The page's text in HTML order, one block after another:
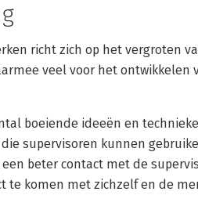
richt zich op het vergroten
veel voor het ontwikkelen
boeiende ideeën en
supervisoren kunnen
beter contact met de
te komen met zichzelf en de